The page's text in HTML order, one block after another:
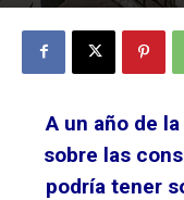
A un año de
sobre las
podría tener